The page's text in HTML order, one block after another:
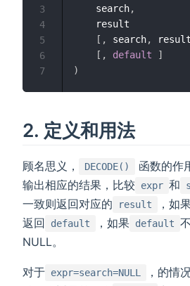
    search
,
[ , search,
[ , default ]
)
3
4
5
6
7
2. 定义和用法
顾名思义， DECODE()
函数的作
输出相应的结果，比较 expr 和
一致则返回对应的
result
，如
返回
default ，如果 default
NULL。
对于 expr=search=NULL
，的情